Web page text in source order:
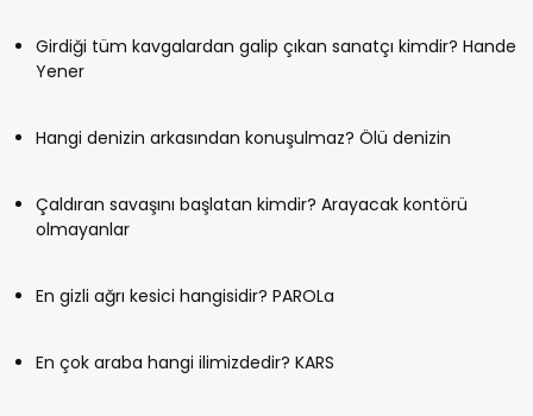
Girdiği tüm kavgalardan galip çıkan sanatçı kimdir? Hande
Yener
Hangi denizin arkasından konuşulmaz? Ölü denizin
Çaldıran savaşını başlatan kimdir? Arayacak kontörü
olmayanlar
En gizli ağrı kesici hangisidir? PAROLa
En çok araba hangi ilimizdedir? KARS